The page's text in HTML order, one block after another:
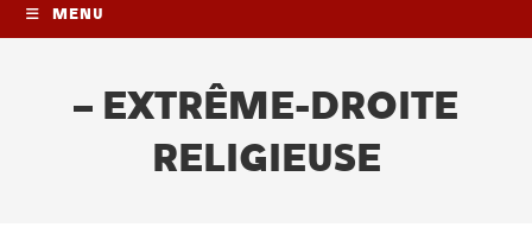
MENU
– EXTRÊME-DROITE
RELIGIEUSE